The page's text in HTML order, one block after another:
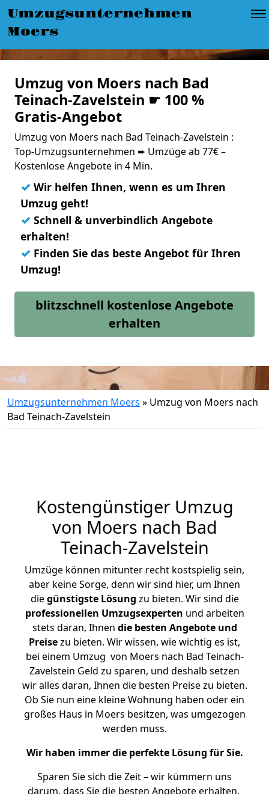
Umzugsunternehmen
Moers
Umzug von Moers nach Bad
Teinach-Zavelstein ☛ 100 %
Gratis-Angebot
Umzug von Moers nach Bad Teinach-Zavelstein :
Top-Umzugsunternehmen ➨ Umzüge ab 77€ –
Kostenlose Angebote in 4 Min.
✓ Wir helfen Ihnen, wenn es um Ihren
Umzug geht!
✓ Schnell & unverbindlich Angebote
erhalten!
✓ Finden Sie das beste Angebot für Ihren
Umzug!
blitzschnell kostenlose Angebote
erhalten
Umzugsunternehmen Moers » Umzug von Moers nach
Bad Teinach-Zavelstein
Kostengünstiger Umzug
von Moers nach Bad
Teinach-Zavelstein
Umzüge können mitunter recht kostspielig sein,
aber keine Sorge, denn wir sind hier, um Ihnen
diegünstigste Lösung zu bieten. Wir sind die
professionellen Umzugsexperten und arbeiten
stets daran, Ihnen die besten Angebote und
Preisezu bieten. Wir wissen, wie wichtig es ist,
bei einem Umzug von Moers nach Bad Teinach-
Zavelstein Geld zu sparen, und deshalb setzen
wir alles daran, Ihnen die besten Preise zu bieten.
Ob Sie nun eine kleine Wohnung haben oder ein
großes Haus in Moers besitzen, was umgezogen
werden muss.
Wir haben immer die perfekte Lösung für Sie.
Sparen Sie sich die Zeit – wir kümmern uns
darum, dass Sie die besten Angebote erhalten.